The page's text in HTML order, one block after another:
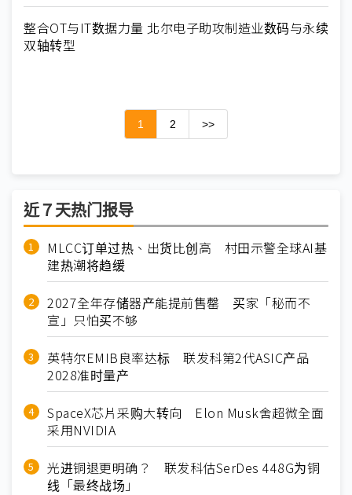
整合OT与IT数据力量 北尔电子助攻制造业数码与永续
双轴转型
1 2 >>
近７天热门报导
MLCC订单过热、出货比创高 村田示警全球AI基
建热潮将趋缓
2027全年存储器产能提前售罄 买家「秘而不
宣」只怕买不够
英特尔EMIB良率达标 联发科第2代ASIC产品
2028准时量产
SpaceX芯片采购大转向 Elon Musk舍超微全面
采用NVIDIA
光进铜退更明确？ 联发科估SerDes 448G为铜
线「最终战场」